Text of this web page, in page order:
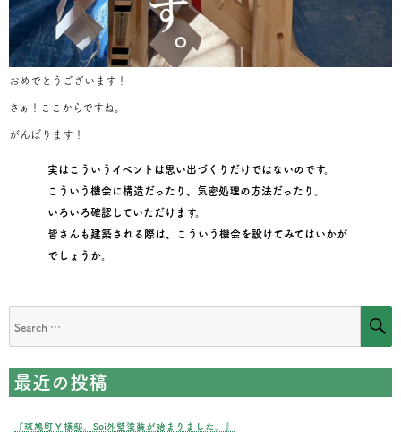
おめでとうございます！
さぁ！ここからですね。
がんばります！
実はこういうイベントは思い出づくりだけではないのです。
こういう機会に構造だったり、気密処理の方法だったり。
いろいろ確認していただけます。
皆さんも建築される際は、こういう機会を設けてみてはいかが
でしょうか。
最近の投稿
『斑鳩町Ｙ様邸。Soi外壁塗装が始まりました。』